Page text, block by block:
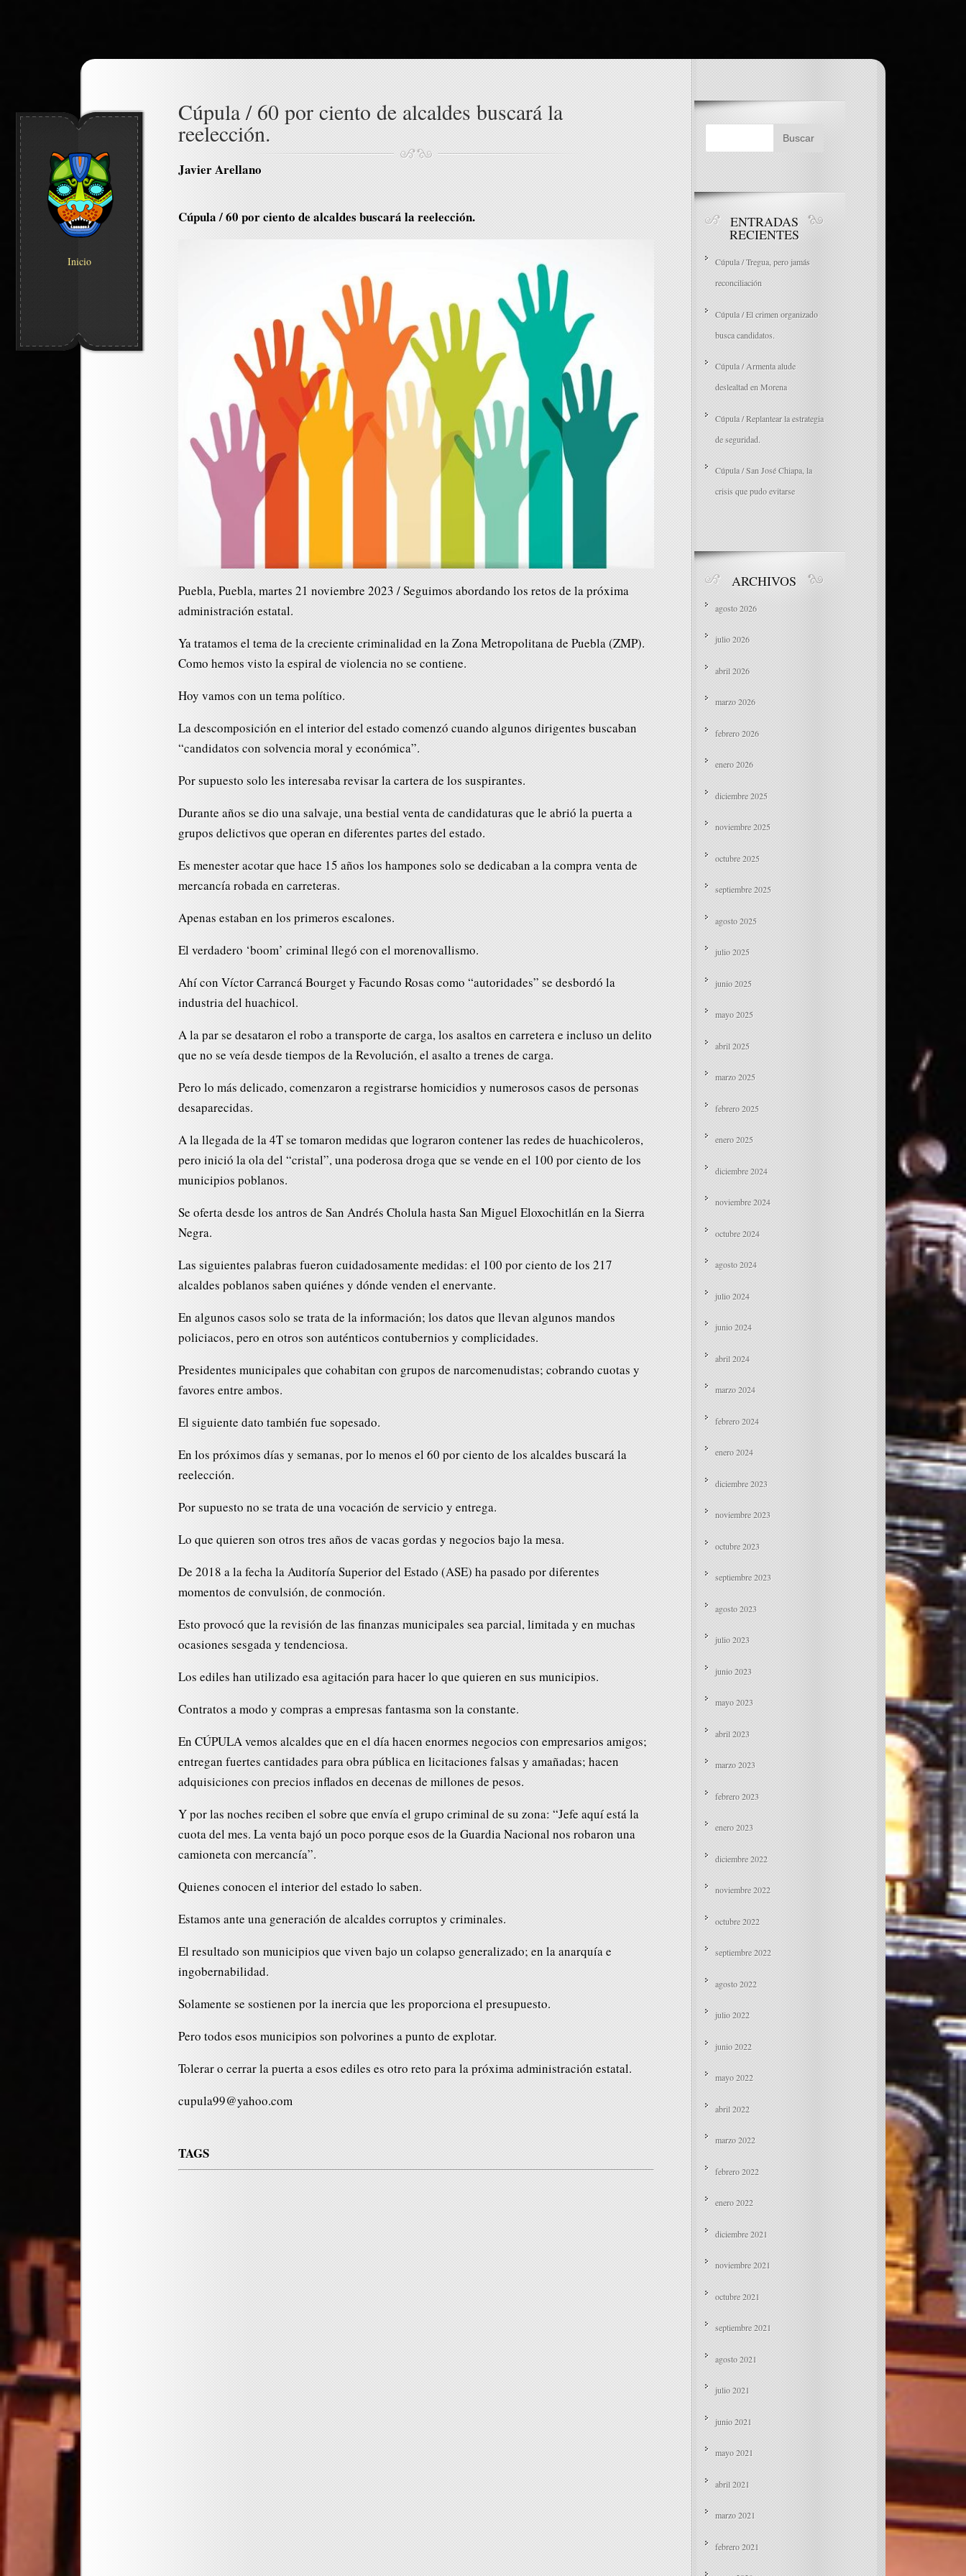
Inicio
Cúpula / 60 por ciento de alcaldes buscará la
reelección.
Javier Arellano
Cúpula / 60 por ciento de alcaldes buscará la reelección.
Puebla, Puebla, martes 21 noviembre 2023 / Seguimos abordando los retos de la próxima
administración estatal.
Ya tratamos el tema de la creciente criminalidad en la Zona Metropolitana de Puebla (ZMP).
Como hemos visto la espiral de violencia no se contiene.
Hoy vamos con un tema político.
La descomposición en el interior del estado comenzó cuando algunos dirigentes buscaban
“candidatos con solvencia moral y económica”.
Por supuesto solo les interesaba revisar la cartera de los suspirantes.
Durante años se dio una salvaje, una bestial venta de candidaturas que le abrió la puerta a
grupos delictivos que operan en diferentes partes del estado.
Es menester acotar que hace 15 años los hampones solo se dedicaban a la compra venta de
mercancía robada en carreteras.
Apenas estaban en los primeros escalones.
El verdadero ‘boom’ criminal llegó con el morenovallismo.
Ahí con Víctor Carrancá Bourget y Facundo Rosas como “autoridades” se desbordó la
industria del huachicol.
A la par se desataron el robo a transporte de carga, los asaltos en carretera e incluso un delito
que no se veía desde tiempos de la Revolución, el asalto a trenes de carga.
Pero lo más delicado, comenzaron a registrarse homicidios y numerosos casos de personas
desaparecidas.
A la llegada de la 4T se tomaron medidas que lograron contener las redes de huachicoleros,
pero inició la ola del “cristal”, una poderosa droga que se vende en el 100 por ciento de los
municipios poblanos.
Se oferta desde los antros de San Andrés Cholula hasta San Miguel Eloxochitlán en la Sierra
Negra.
Las siguientes palabras fueron cuidadosamente medidas: el 100 por ciento de los 217
alcaldes poblanos saben quiénes y dónde venden el enervante.
En algunos casos solo se trata de la información; los datos que llevan algunos mandos
policiacos, pero en otros son auténticos contubernios y complicidades.
Presidentes municipales que cohabitan con grupos de narcomenudistas; cobrando cuotas y
favores entre ambos.
El siguiente dato también fue sopesado.
En los próximos días y semanas, por lo menos el 60 por ciento de los alcaldes buscará la
reelección.
Por supuesto no se trata de una vocación de servicio y entrega.
Lo que quieren son otros tres años de vacas gordas y negocios bajo la mesa.
De 2018 a la fecha la Auditoría Superior del Estado (ASE) ha pasado por diferentes
momentos de convulsión, de conmoción.
Esto provocó que la revisión de las finanzas municipales sea parcial, limitada y en muchas
ocasiones sesgada y tendenciosa.
Los ediles han utilizado esa agitación para hacer lo que quieren en sus municipios.
Contratos a modo y compras a empresas fantasma son la constante.
En CÚPULA vemos alcaldes que en el día hacen enormes negocios con empresarios amigos;
entregan fuertes cantidades para obra pública en licitaciones falsas y amañadas; hacen
adquisiciones con precios inflados en decenas de millones de pesos.
Y por las noches reciben el sobre que envía el grupo criminal de su zona: “Jefe aquí está la
cuota del mes. La venta bajó un poco porque esos de la Guardia Nacional nos robaron una
camioneta con mercancía”.
Quienes conocen el interior del estado lo saben.
Estamos ante una generación de alcaldes corruptos y criminales.
El resultado son municipios que viven bajo un colapso generalizado; en la anarquía e
ingobernabilidad.
Solamente se sostienen por la inercia que les proporciona el presupuesto.
Pero todos esos municipios son polvorines a punto de explotar.
Tolerar o cerrar la puerta a esos ediles es otro reto para la próxima administración estatal.
cupula99@yahoo.com
TAGS
ENTRADAS
RECIENTES
Cúpula / Tregua, pero jamás
reconciliación
Cúpula / El crimen organizado
busca candidatos.
Cúpula / Armenta alude
deslealtad en Morena
Cúpula / Replantear la estrategia
de seguridad.
Cúpula / San José Chiapa, la
crisis que pudo evitarse
ARCHIVOS
agosto 2026
julio 2026
abril 2026
marzo 2026
febrero 2026
enero 2026
diciembre 2025
noviembre 2025
octubre 2025
septiembre 2025
agosto 2025
julio 2025
junio 2025
mayo 2025
abril 2025
marzo 2025
febrero 2025
enero 2025
diciembre 2024
noviembre 2024
octubre 2024
agosto 2024
julio 2024
junio 2024
abril 2024
marzo 2024
febrero 2024
enero 2024
diciembre 2023
noviembre 2023
octubre 2023
septiembre 2023
agosto 2023
julio 2023
junio 2023
mayo 2023
abril 2023
marzo 2023
febrero 2023
enero 2023
diciembre 2022
noviembre 2022
octubre 2022
septiembre 2022
agosto 2022
julio 2022
junio 2022
mayo 2022
abril 2022
marzo 2022
febrero 2022
enero 2022
diciembre 2021
noviembre 2021
octubre 2021
septiembre 2021
agosto 2021
julio 2021
junio 2021
mayo 2021
abril 2021
marzo 2021
febrero 2021